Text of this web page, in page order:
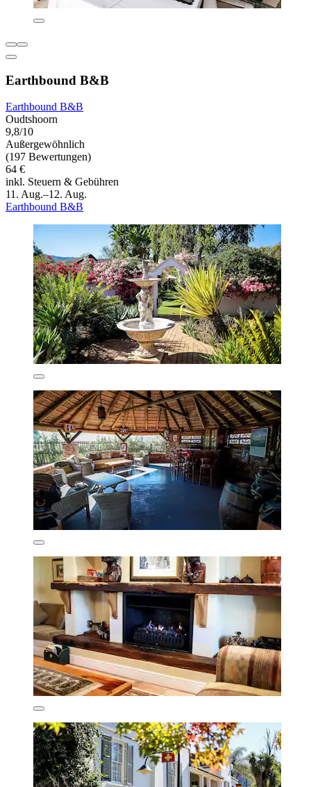
Earthbound B&B
Earthbound B&B
Oudtshoorn
9,8/10
Außergewöhnlich
(197 Bewertungen)
64 €
inkl. Steuern & Gebühren
11. Aug.–12. Aug.
Earthbound B&B